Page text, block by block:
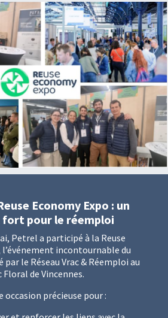
Economy Expo : un
pour le réemploi
Petrel a participé à la Reuse
l’événement incontournable du
le Réseau Vrac & Réemploi au
Floral de Vincennes.
occasion précieuse pour :